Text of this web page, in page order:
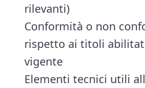
rilevanti)
Conformità o non
rispetto ai titoli
vigente
Elementi tecnici utili